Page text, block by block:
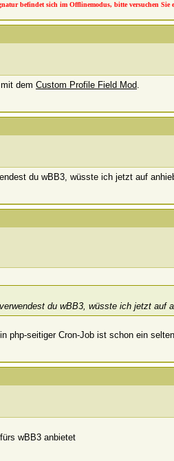
befindet sich im Offlinemodus, bitte versuchen Sie
dem Custom Profile Field Mod.
du wBB3, wüsste ich jetzt auf
du wBB3, wüsste ich jetzt auf
php-seitiger Cron-Job ist schon ein
wBB3 anbietet